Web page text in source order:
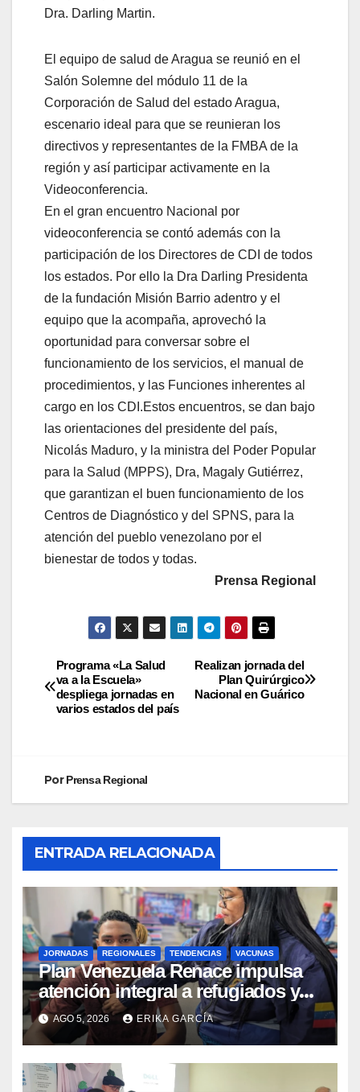
Dra. Darling Martin.
El equipo de salud de Aragua se reunió en el
Salón Solemne del módulo 11 de la
Corporación de Salud del estado Aragua,
escenario ideal para que se reunieran los
directivos y representantes de la FMBA de la
región y así participar activamente en la
Videoconferencia.
En el gran encuentro Nacional por
videoconferencia se contó además con la
participación de los Directores de CDI de todos
los estados. Por ello la Dra Darling Presidenta
de la fundación Misión Barrio adentro y el
equipo que la acompaña, aprovechó la
oportunidad para conversar sobre el
funcionamiento de los servicios, el manual de
procedimientos, y las Funciones inherentes al
cargo en los CDI.Estos encuentros, se dan bajo
las orientaciones del presidente del país,
Nicolás Maduro, y la ministra del Poder Popular
para la Salud (MPPS), Dra, Magaly Gutiérrez,
que garantizan el buen funcionamiento de los
Centros de Diagnóstico y del SPNS, para la
atención del pueblo venezolano por el
bienestar de todos y todas.
Prensa Regional
Realizan jornada del
Plan Quirúrgico
Nacional en Guárico
Programa «La Salud
va a la Escuela»
despliega jornadas en
varios estados del país
PorPrensa Regional
ENTRADA RELACIONADA
JORNADAS REGIONALES TENDENCIAS VACUNAS
​Plan Venezuela Renace impulsa
atención integral a refugiados y
evaluación de vacunación en
Aragua
AGO 5, 2026 ERIKA GARCÍA